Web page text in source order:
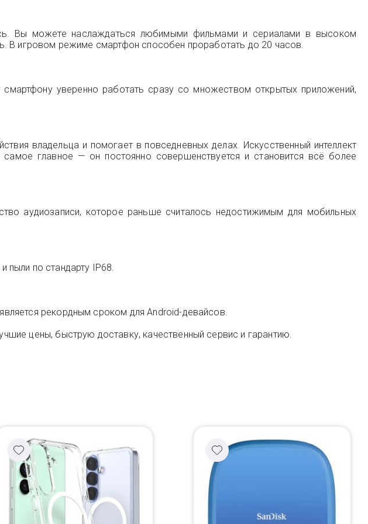
Вы можете наслаждаться любимыми фильмами и сериалами в высоком
В игровом режиме смартфон способен проработать до 20 часов.
уверенно работать сразу со множеством открытых приложений,
владельца и помогает в повседневных делах. Искусственный интеллект
главное — он постоянно совершенствуется и становится всё более
аудиозаписи, которое раньше считалось недостижимым для мобильных
пыли по стандарту IP68.
рекордным сроком для Android-девайсов.
цены, быструю доставку, качественный сервис и гарантию.